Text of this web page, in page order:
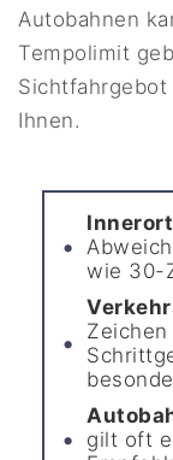
Autobahnen
Tempolimit
Ihnen.
wie 30-
gilt oft